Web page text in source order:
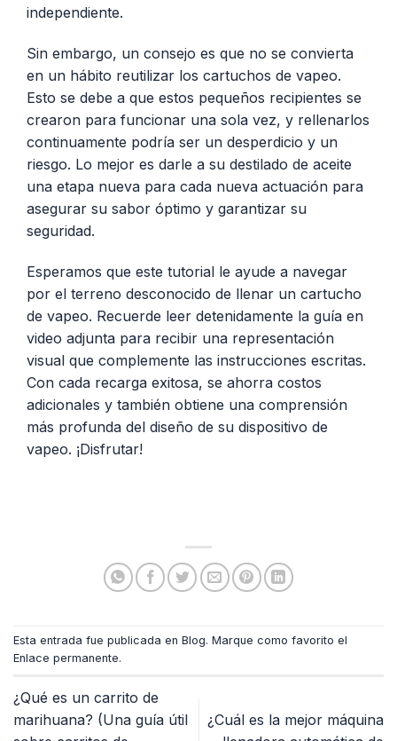
independiente.
Sin embargo, un consejo es que no se convierta
en un hábito reutilizar los cartuchos de vapeo.
Esto se debe a que estos pequeños recipientes se
crearon para funcionar una sola vez, y rellenarlos
continuamente podría ser un desperdicio y un
riesgo. Lo mejor es darle a su destilado de aceite
una etapa nueva para cada nueva actuación para
asegurar su sabor óptimo y garantizar su
seguridad.
Esperamos que este tutorial le ayude a navegar
por el terreno desconocido de llenar un cartucho
de vapeo. Recuerde leer detenidamente la guía en
video adjunta para recibir una representación
visual que complemente las instrucciones escritas.
Con cada recarga exitosa, se ahorra costos
adicionales y también obtiene una comprensión
más profunda del diseño de su dispositivo de
vapeo. ¡Disfrutar!
Esta entrada fue publicada en Blog. Marque como favorito el
Enlace permanente.
¿Qué es un carrito de
marihuana? (Una guía útil
¿Cuál es la mejor máquina